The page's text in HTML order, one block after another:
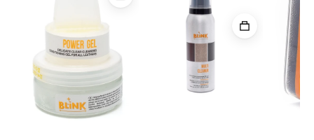
Temizleme
Süngeri